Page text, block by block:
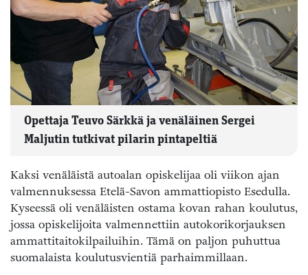
Opettaja Teuvo Särkkä ja venäläinen Sergei
Maljutin tutkivat pilarin pintapeltiä
Kaksi venäläistä autoalan opiskelijaa oli viikon ajan
valmennuksessa Etelä-Savon ammattiopisto Esedulla.
Kyseessä oli venäläisten ostama kovan rahan koulutus,
jossa opiskelijoita valmennettiin autokorikorjauksen
ammattitaitokilpailuihin. Tämä on paljon puhuttua
suomalaista koulutusvientiä parhaimmillaan.